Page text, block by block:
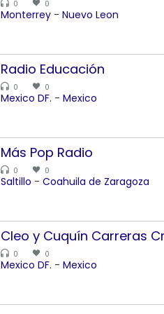
0 0
Monterrey - Nuevo Leon
Radio Educación
0 0
Mexico DF. - Mexico
Más Pop Radio
0 0
Saltillo - Coahuila de Zaragoza
Cleo y Cuquín Carreras
0 0
Mexico DF. - Mexico